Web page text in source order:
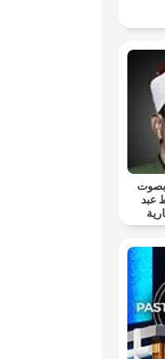
بصوت
عبد